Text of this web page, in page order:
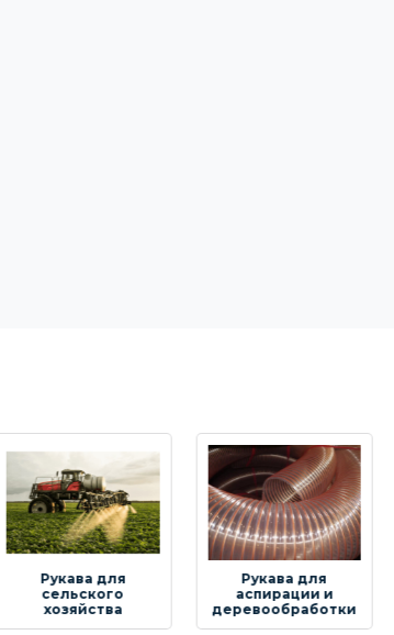
Рукава для
аспирации и
деревообработки
Промышленные
шланги